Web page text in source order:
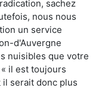
sachez
nous nous
un service
d'Auvergne
nuisibles que votre
il est toujours
serait donc plus